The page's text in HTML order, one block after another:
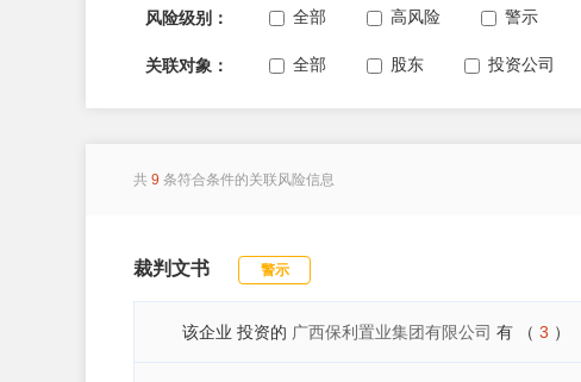
风险级别： 全部 高风险 警示
关联对象： 全部 股东 投资公司
共 9 条符合条件的关联风险信息
裁判文书 警示
该企业 投资的 广西保利置业集团有限公司 有 （ 3 ）